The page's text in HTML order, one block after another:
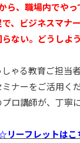
ら、職場内でや
で、ビジネスマナ
ない。どうしよ
ゃる教育ご担当
ナーをご活用く
ロ講師が、丁寧
ーフレットは